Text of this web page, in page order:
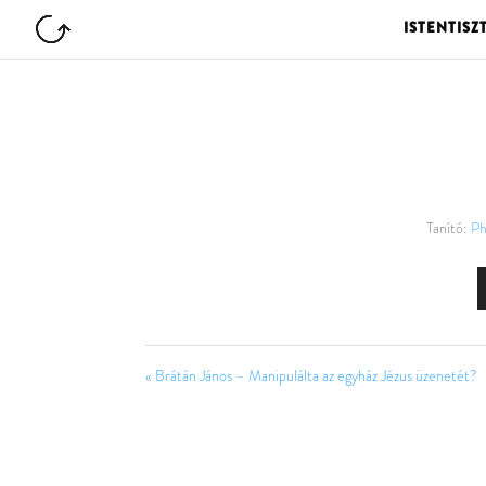
Tanító:
« Brátán János – Manipulálta az egyház Jézus üzenetét?